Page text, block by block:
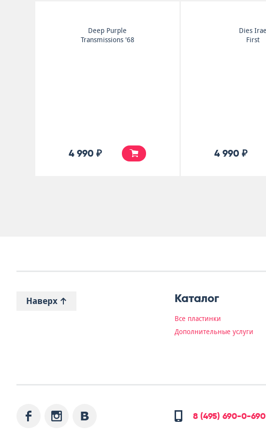
Budgie
Power Supply
4 990 ₽
Budgie
Bandolier
4 990 ₽
Наверх Каталог
Все пластинки
Дополнительные услуги
8 (495) 690-0-690